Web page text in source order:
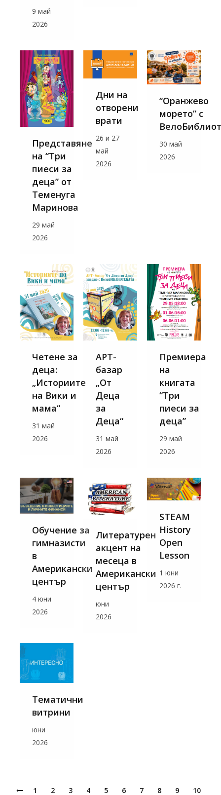
9 май
2026
Представяне
на “Три
пиеси за
деца” от
Теменуга
Маринова
29 май
2026
Дни на
отворени
врати
26 и 27
май
2026
“Оранжево
морето” с
30 май
2026
Четене за
деца:
„Историите
на Вики и
мама“
31 май
2026
АРТ-
базар
„От
Деца
за
Деца“
31 май
2026
Премиера
на
книгата
“Три
пиеси за
деца”
29 май
2026
Обучение за
гимназисти
в
Американски
център
4 юни
2026
Литературен
акцент на
месеца в
Американски
център
юни
2026
STEAM
History
Open
Lesson
1 юни
2026 г.
Тематични
витрини
юни
2026
1 2 3 4 5 6 7 8 9 10